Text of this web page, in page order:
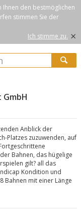
Ihnen den bestmöglichen
stimmen Sie der
Ich stimme zu. ×
GmbH
Anblick der
Platzes zuzuwenden, auf
Bahnen, das hügelige
gilt? all das
Kondition und
Bahnen mit einer Länge